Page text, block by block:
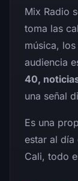
Mix Radio
toma las
música,
audiencia
40,
una señal
Es una
estar al
Cali, todo